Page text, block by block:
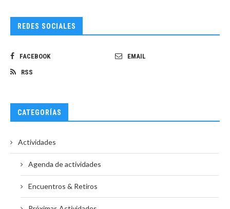
REDES SOCIALES
FACEBOOK EMAIL
RSS
CATEGORÍAS
Actividades
Agenda de actividades
Encuentros & Retiros